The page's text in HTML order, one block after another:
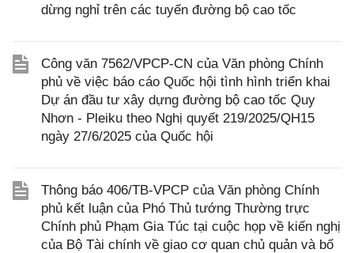
dừng nghỉ trên các tuyến đường bộ cao tốc
Công văn 7562/VPCP-CN của Văn phòng Chính
phủ về việc báo cáo Quốc hội tình hình triển khai
Dự án đầu tư xây dựng đường bộ cao tốc Quy
Nhơn - Pleiku theo Nghị quyết 219/2025/QH15
ngày 27/6/2025 của Quốc hội
Thông báo 406/TB-VPCP của Văn phòng Chính
phủ kết luận của Phó Thủ tướng Thường trực
Chính phủ Phạm Gia Túc tại cuộc họp về kiến nghị
của Bộ Tài chính về giao cơ quan chủ quản và bố